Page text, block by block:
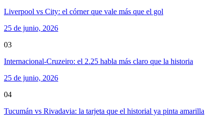
Liverpool vs City: el córner que vale más que el gol
25 de junio, 2026
03
Internacional-Cruzeiro: el 2.25 habla más claro que la historia
25 de junio, 2026
04
Tucumán vs Rivadavia: la tarjeta que el historial ya pinta amarilla